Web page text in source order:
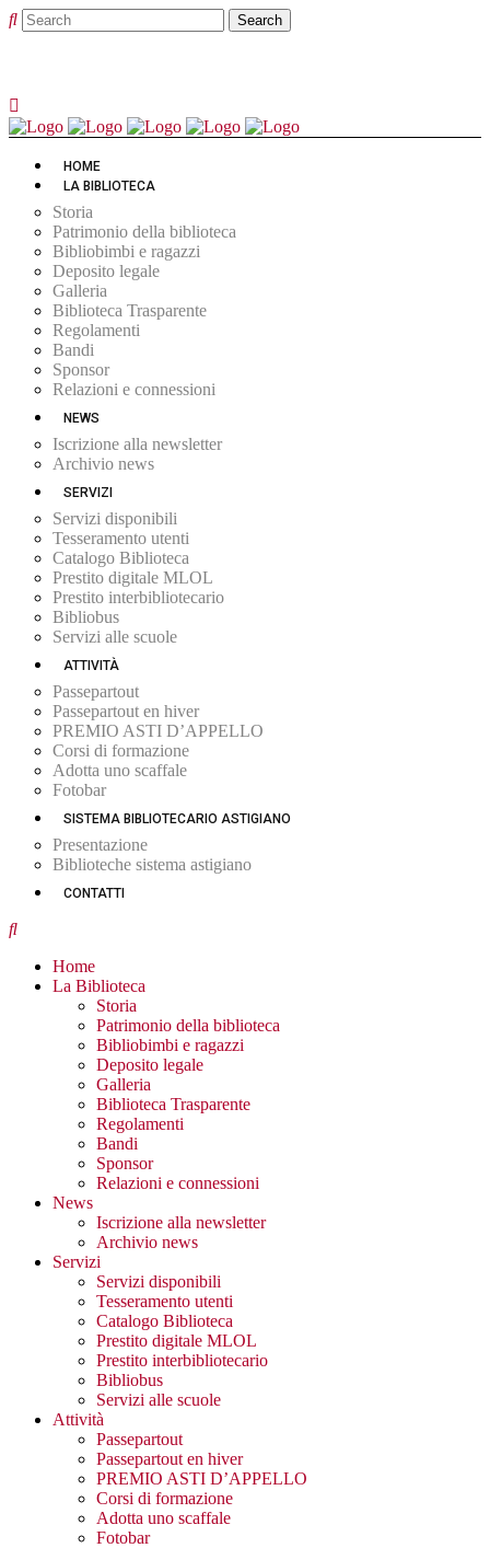
HOME
LA BIBLIOTECA
Storia
Patrimonio della biblioteca
Bibliobimbi e ragazzi
Deposito legale
Galleria
Biblioteca Trasparente
Regolamenti
Bandi
Sponsor
Relazioni e connessioni
NEWS
Iscrizione alla newsletter
Archivio news
SERVIZI
Servizi disponibili
Tesseramento utenti
Catalogo Biblioteca
Prestito digitale MLOL
Prestito interbibliotecario
Bibliobus
Servizi alle scuole
ATTIVITÀ
Passepartout
Passepartout en hiver
PREMIO ASTI D’APPELLO
Corsi di formazione
Adotta uno scaffale
Fotobar
SISTEMA BIBLIOTECARIO ASTIGIANO
Presentazione
Biblioteche sistema astigiano
CONTATTI
Home
La Biblioteca
Storia
Patrimonio della biblioteca
Bibliobimbi e ragazzi
Deposito legale
Galleria
Biblioteca Trasparente
Regolamenti
Bandi
Sponsor
Relazioni e connessioni
News
Iscrizione alla newsletter
Archivio news
Servizi
Servizi disponibili
Tesseramento utenti
Catalogo Biblioteca
Prestito digitale MLOL
Prestito interbibliotecario
Bibliobus
Servizi alle scuole
Attività
Passepartout
Passepartout en hiver
PREMIO ASTI D’APPELLO
Corsi di formazione
Adotta uno scaffale
Fotobar